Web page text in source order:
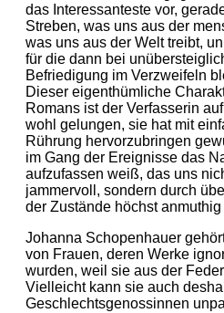
das Interessanteste vor,
Streben, was uns aus der
was uns aus der Welt treibt,
für die dann bei
Befriedigung im Verzweifeln
Dieser eigenthümliche
Romans ist der Verfasserin
wohl gelungen, sie hat mit
Rührung hervorzubringen
im Gang der Ereignisse das
aufzufassen weiß, das uns
jammervoll, sondern durch
der Zustände höchst anmuthig
Johanna Schopenhauer
von Frauen, deren Werke
wurden, weil sie aus der
Vielleicht kann sie auch
Geschlechtsgenossinnen